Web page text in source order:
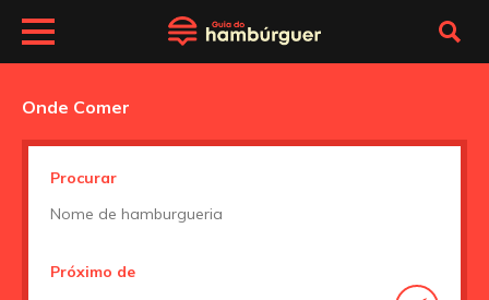
Onde Comer
Procurar
Próximo de